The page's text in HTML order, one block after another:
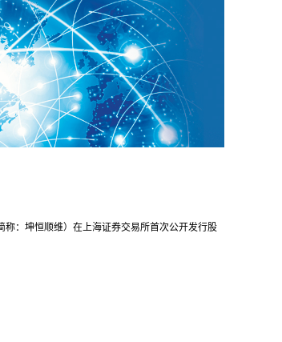
：坤恒顺维）在上海证券交易所首次公开发行股